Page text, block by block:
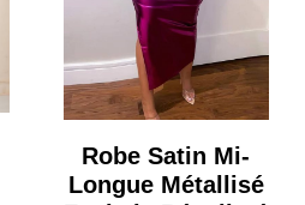
Robe Satin Mi-
Longue Métallisé